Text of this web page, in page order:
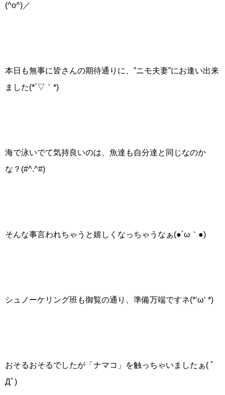
(^o^)／
本日も無事に皆さんの期待通りに、”ニモ夫妻”にお逢い出来
ました(*´▽｀*)
海で泳いでて気持良いのは、魚達も自分達と同じなのか
な？(#^.^#)
そんな事言われちゃうと嬉しくなっちゃうなぁ(●´ω｀●)
シュノーケリング班も御覧の通り、準備万端ですネ(*‘ω‘ *)
おそるおそるでしたが「ナマコ」を触っちゃいましたぁ( ﾟ
Дﾟ)